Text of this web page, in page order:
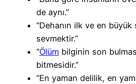
de aynı.”
“Dehanın ilk ve en büyük
sevmektir.”
“Ölüm bilginin son
bitmesidir.”
“En yaman delilik, en